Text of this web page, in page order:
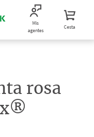
Mis
agentes
Cesta
rosa